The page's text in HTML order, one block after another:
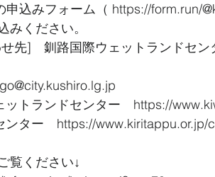
込みフォーム（ https://form.run/
みください。
先]　釧路国際ウェットランドセ
トランドセンター　https://
ター　https://www.kiritappu.or.jp/
覧ください↓